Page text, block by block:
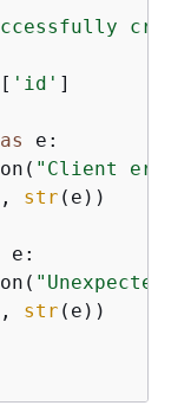
'id' ]
as e:
"Client
str (e))
e:
str (e))